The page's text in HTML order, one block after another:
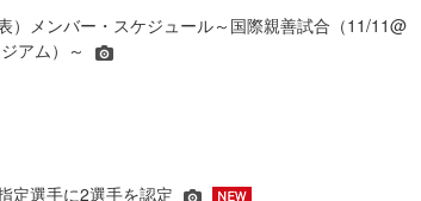
）メンバー・スケジュール～国際親善試合（11/11@
アム）～
定選手に2選手を認定